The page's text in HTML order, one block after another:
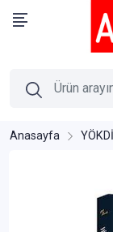
Anasayfa